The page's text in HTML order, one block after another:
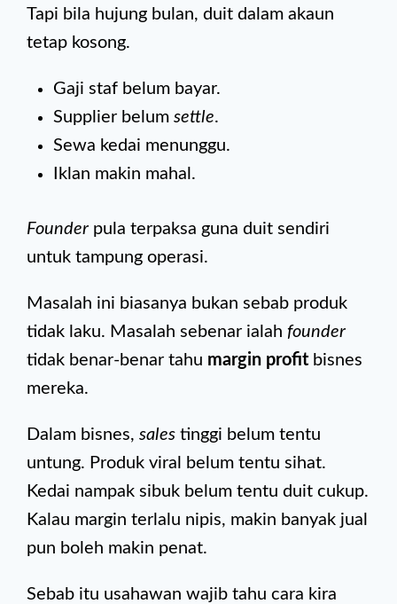
Tapi bila hujung bulan, duit dalam akaun
tetap kosong.
Gaji staf belum bayar.
Supplier belum settle.
Sewa kedai menunggu.
Iklan makin mahal.
Founder pula terpaksa guna duit sendiri
untuk tampung operasi.
Masalah ini biasanya bukan sebab produk
tidak laku. Masalah sebenar ialah founder
tidak benar-benar tahu margin profit bisnes
mereka.
Dalam bisnes, sales tinggi belum tentu
untung. Produk viral belum tentu sihat.
Kedai nampak sibuk belum tentu duit cukup.
Kalau margin terlalu nipis, makin banyak jual
pun boleh makin penat.
Sebab itu usahawan wajib tahu cara kira